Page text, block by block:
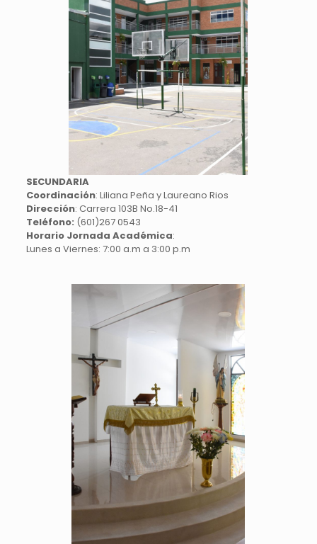
SECUNDARIA
Coordinación: Liliana Peña y Laureano Rios
Dirección: Carrera 103B No.18-41
Teléfono: (601)267 0543
Horario Jornada Académica:
Lunes a Viernes: 7:00 a.m a 3:00 p.m